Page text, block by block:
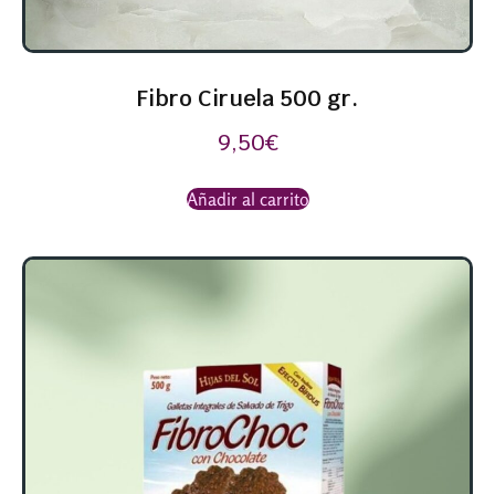
Fibro Ciruela 500 gr.
9,50€
Añadir al carrito